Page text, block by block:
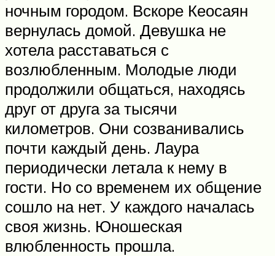
ночным городом. Вскоре Кеосаян
вернулась домой. Девушка не
хотела расставаться с
возлюбленным. Молодые люди
продолжили общаться, находясь
друг от друга за тысячи
километров. Они созванивались
почти каждый день. Лаура
периодически летала к нему в
гости. Но со временем их общение
сошло на нет. У каждого началась
своя жизнь. Юношеская
влюбленность прошла.